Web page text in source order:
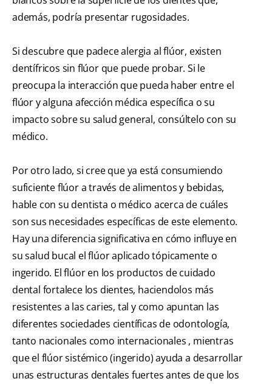
además, podría presentar rugosidades.
Si descubre que padece alergia al flúor, existen
dentífricos sin flúor que puede probar. Si le
preocupa la interacción que pueda haber entre el
flúor y alguna afección médica específica o su
impacto sobre su salud general, consúltelo con su
médico.
Por otro lado, si cree que ya está consumiendo
suficiente flúor a través de alimentos y bebidas,
hable con su dentista o médico acerca de cuáles
son sus necesidades específicas de este elemento.
Hay una diferencia significativa en cómo influye en
su salud bucal el flúor aplicado tópicamente o
ingerido. El flúor en los productos de cuidado
dental fortalece los dientes, haciendolos más
resistentes a las caries, tal y como apuntan las
diferentes sociedades científicas de odontología,
tanto nacionales como internacionales , mientras
que el flúor sistémico (ingerido) ayuda a desarrollar
unas estructuras dentales fuertes antes de que los